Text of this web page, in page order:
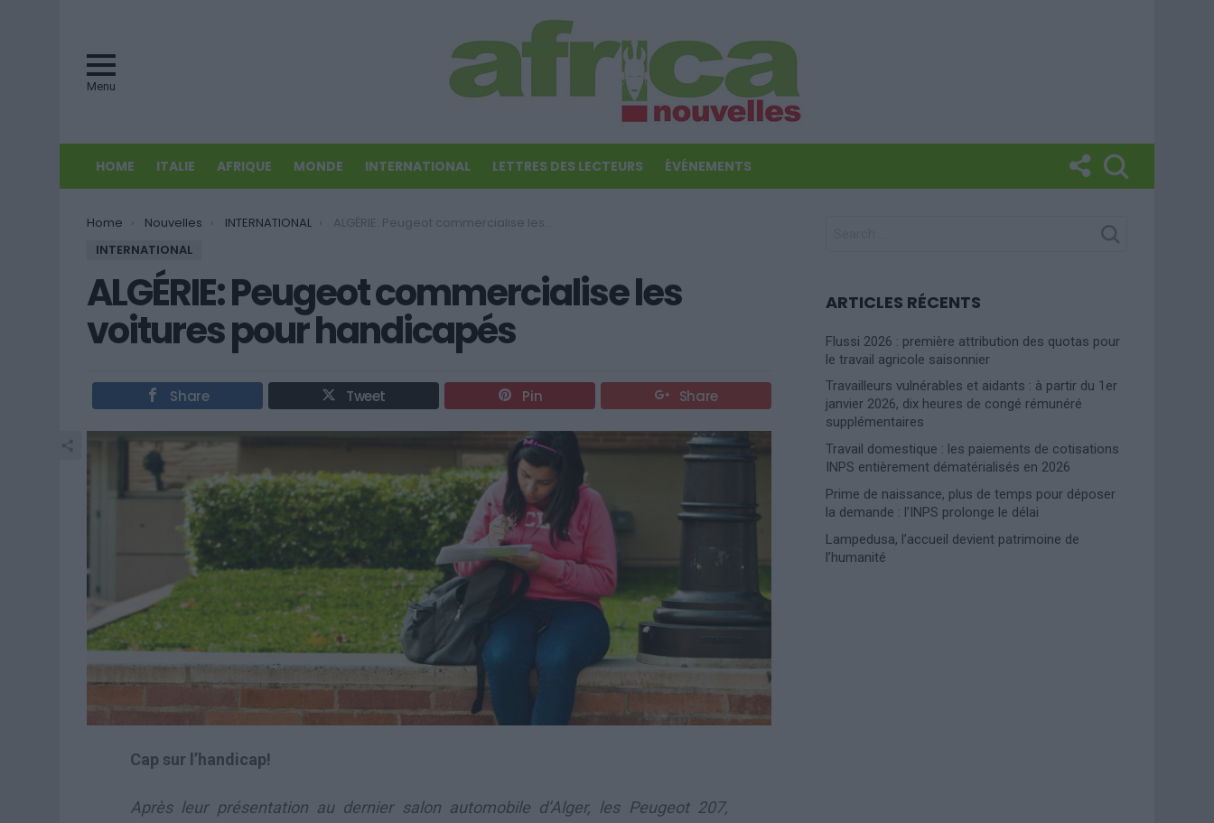
Menu
HOME ITALIE AFRIQUE MONDE INTERNATIONAL LETTRES DES LECTEURS ÉVÉNEMENTS
You are here:
Home Nouvelles INTERNATIONAL
ALGÉRIE: Peugeot commercialise les voitures pour handicapés
INTERNATIONAL
ALGÉRIE: Peugeot commercialise les
voitures pour handicapés
Share Tweet Pin Share
Cap sur l’handicap!
Après leur présentation au dernier salon automobile d’Alger, les Peugeot 207,
ARTICLES RÉCENTS
Flussi 2026 : première attribution des quotas pour
le travail agricole saisonnier
Travailleurs vulnérables et aidants : à partir du 1er
janvier 2026, dix heures de congé rémunéré
supplémentaires
Travail domestique : les paiements de cotisations
INPS entièrement dématérialisés en 2026
Prime de naissance, plus de temps pour déposer
la demande : l’INPS prolonge le délai
Lampedusa, l’accueil devient patrimoine de
l’humanité